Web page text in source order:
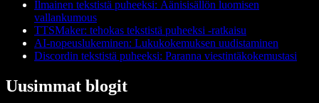
Ilmainen tekstistä puheeksi: Äänisisällön luomisen
vallankumous
TTSMaker: tehokas tekstistä puheeksi -ratkaisu
AI-nopeuslukeminen: Lukukokemuksen uudistaminen
Discordin tekstistä puheeksi: Paranna viestintäkokemustasi
Uusimmat blogit